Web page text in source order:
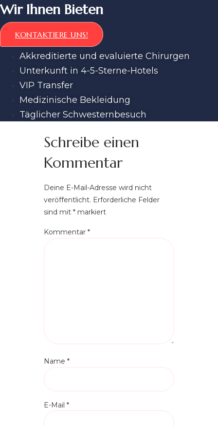
Wir Ihnen Bieten
KONTAKTIERE UNS!
Akkreditierte und evaluierte Chirurgen
Unterkunft in 4-5-Sterne-Hotels
VIP Transfer
Medizinische Bekleidung
Täglicher Schwesternbesuch
Schreibe einen
Kommentar
Deine E-Mail-Adresse wird nicht
veröffentlicht. Erforderliche Felder
sind mit *markiert
Kommentar *
Name *
E-Mail *